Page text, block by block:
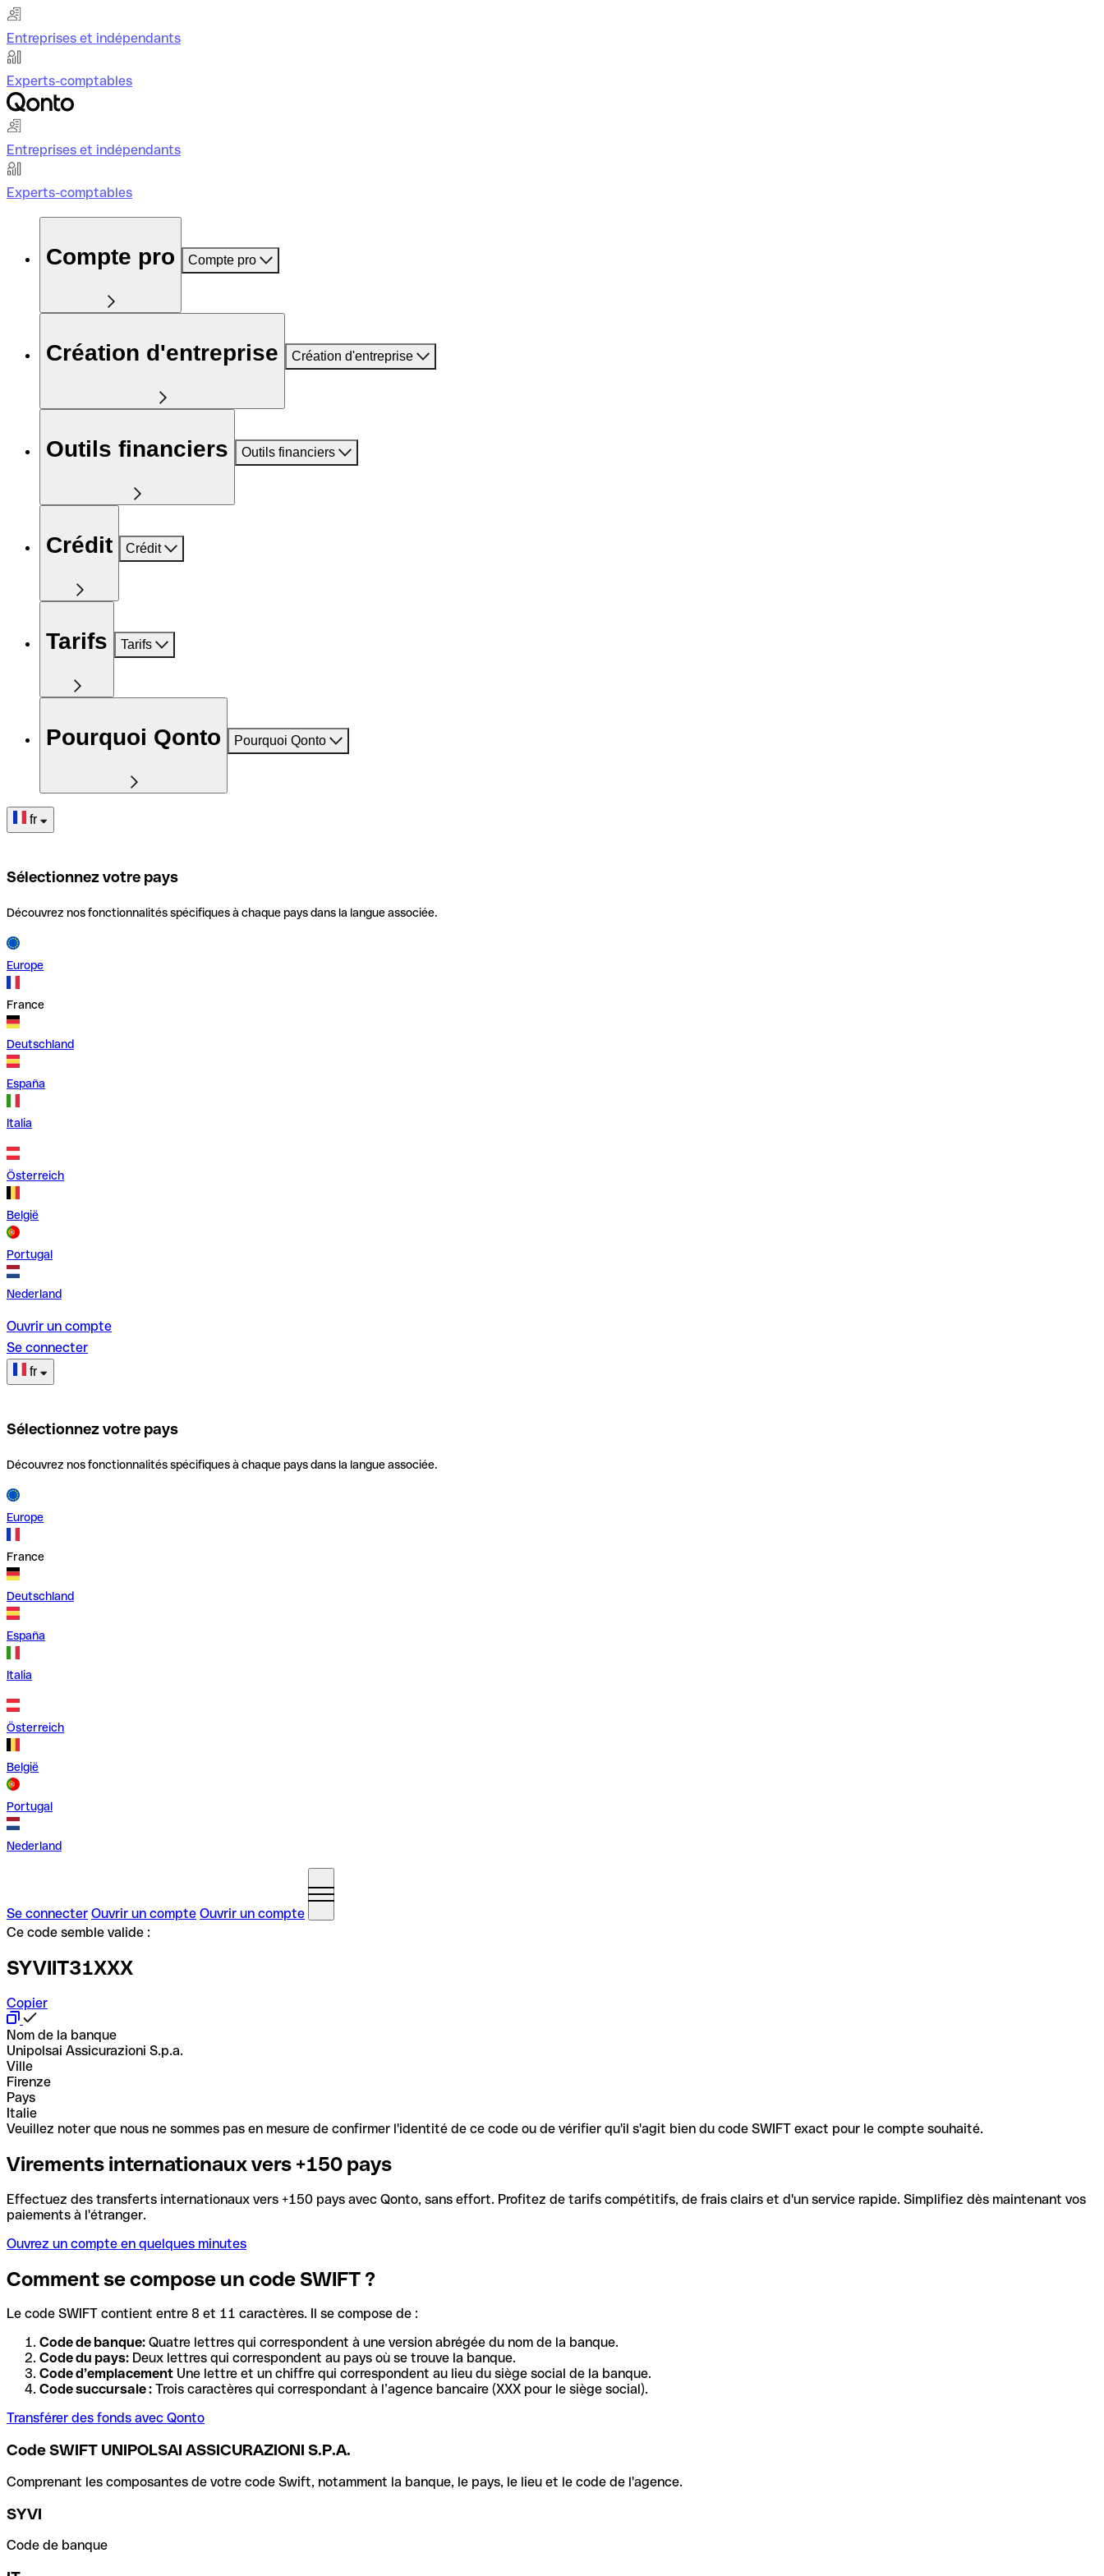
Entreprises et indépendants
Experts-comptables
Entreprises et indépendants
Experts-comptables
Compte pro Compte pro
Création d'entreprise Création d'entreprise
Outils financiers Outils financiers
Crédit Crédit
Tarifs Tarifs
Pourquoi Qonto Pourquoi Qonto
fr
Sélectionnez votre pays
Découvrez nos fonctionnalités spécifiques à chaque pays dans la langue associée.
Europe
France
Deutschland
España
Italia
Österreich
België
Portugal
Nederland
Ouvrir un compte
Se connecter
fr
Sélectionnez votre pays
Découvrez nos fonctionnalités spécifiques à chaque pays dans la langue associée.
Europe
France
Deutschland
España
Italia
Österreich
België
Portugal
Nederland
Se connecter Ouvrir un compte Ouvrir un compte
Ce code semble valide :
SYVIIT31XXX
Copier
Nom de la banque
Unipolsai Assicurazioni S.p.a.
Ville
Firenze
Pays
Italie
Veuillez noter que nous ne sommes pas en mesure de confirmer l'identité de ce code ou de vérifier qu'il s'agit bien du code SWIFT exact pour le compte souhaité.
Virements internationaux vers +150 pays
Effectuez des transferts internationaux vers +150 pays avec Qonto, sans effort. Profitez de tarifs compétitifs, de frais clairs et d'un service rapide. Simplifiez dès maintenant vos
paiements à l'étranger.
Ouvrez un compte en quelques minutes
Comment se compose un code SWIFT ?
Le code SWIFT contient entre 8 et 11 caractères. Il se compose de :
Code de banque: Quatre lettres qui correspondent à une version abrégée du nom de la banque.
Code du pays: Deux lettres qui correspondent au pays où se trouve la banque.
Code d’emplacement Une lettre et un chiffre qui correspondent au lieu du siège social de la banque.
Code succursale : Trois caractères qui correspondant à l’agence bancaire (XXX pour le siège social).
Transférer des fonds avec Qonto
Code SWIFT UNIPOLSAI ASSICURAZIONI S.P.A.
Comprenant les composantes de votre code Swift, notamment la banque, le pays, le lieu et le code de l'agence.
SYVI
Code de banque